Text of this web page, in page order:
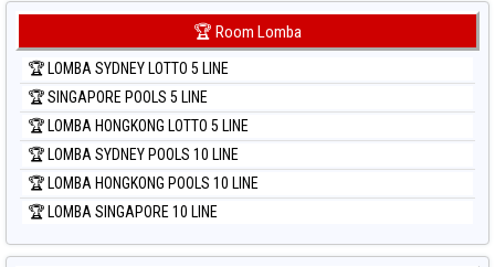
🏆 Room Lomba
🏆 LOMBA SYDNEY LOTTO 5 LINE
🏆 SINGAPORE POOLS 5 LINE
🏆 LOMBA HONGKONG LOTTO 5 LINE
🏆 LOMBA SYDNEY POOLS 10 LINE
🏆 LOMBA HONGKONG POOLS 10 LINE
🏆 LOMBA SINGAPORE 10 LINE